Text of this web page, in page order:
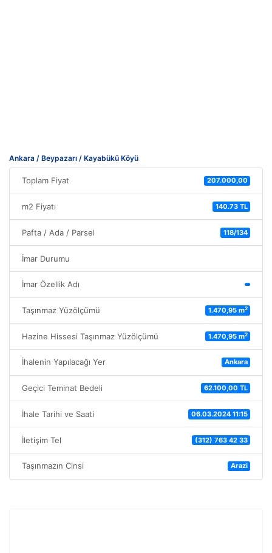
Ankara / Beypazarı / Kayabükü Köyü
Toplam Fiyat 207.000,00
m2 Fiyatı 140.73 TL
Pafta / Ada / Parsel 118/134
İmar Durumu
İmar Özellik Adı
Taşınmaz Yüzölçümü 1.470,95 m2
Hazine Hissesi Taşınmaz Yüzölçümü 1.470,95 m2
İhalenin Yapılacağı Yer Ankara
Geçici Teminat Bedeli 62.100,00 TL
İhale Tarihi ve Saati 06.03.2024 11:15
İletişim Tel (312) 763 42 33
Taşınmazın Cinsi Arazi